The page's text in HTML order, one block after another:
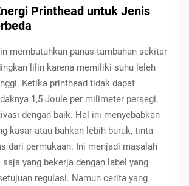
Printhead untuk Jenis
membutuhkan panas tambahan sekitar
lilin karena memiliki suhu leleh
Ketika printhead tidak dapat
1,5 Joule per milimeter persegi,
dengan baik. Hal ini menyebabkan
kasar atau bahkan lebih buruk, tinta
dari permukaan. Ini menjadi masalah
yang bekerja dengan label yang
regulasi. Namun cerita yang